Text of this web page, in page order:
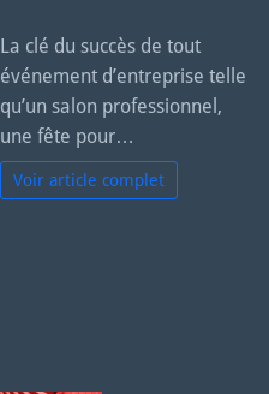
La clé du succès de tout
événement d’entreprise telle
qu’un salon professionnel,
une fête pour…
Voir article complet